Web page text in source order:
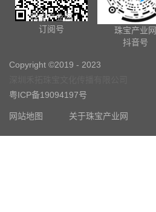
珠宝产业网
订阅号
珠宝产业网
抖音号
Copyright ©2019 - 2023
粤ICP备19094197号
网站地图 关于珠宝产业网